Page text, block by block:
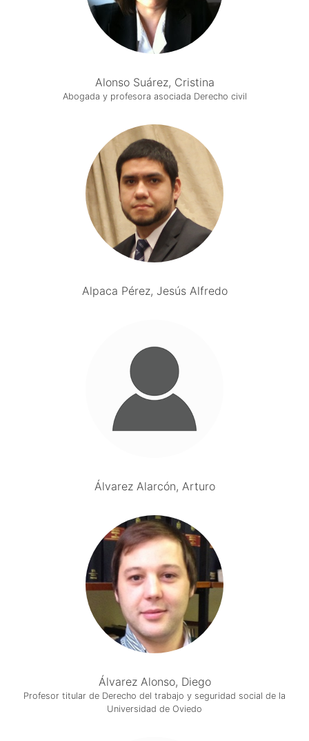
Alonso Suárez, Cristina
Abogada y profesora asociada Derecho civil
Alpaca Pérez, Jesús Alfredo
Álvarez Alarcón, Arturo
Álvarez Alonso, Diego
Profesor titular de Derecho del trabajo y seguridad social de la
Universidad de Oviedo